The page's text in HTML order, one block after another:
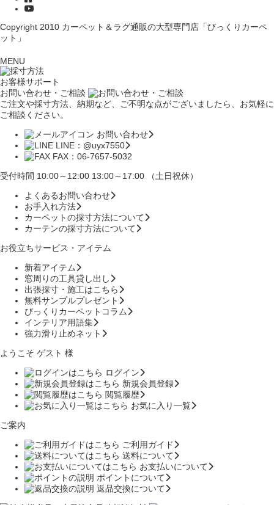
Copyright 2010 カーペット＆ラグ通販の大型専門店「びっくりカーペ
ット」
MENU
お客様サポート
お問い合わせ・ご相談
ご注文や採寸方法、納期など、ご不明な点がございましたら、お気軽に
ご相談ください。
お問い合わせ
LINE：@uyx7550
FAX：06-7657-5032
受付時間 10:00～12:00 13:00～17:00 （土日祝休）
よくあるお問い合わせ
お手入れ方法
カーペットの採寸方法について
カーテンの採寸方法について
お役立ちサービス・アイテム
新着アイテム
窓周りの工具貸し出し
出張採寸・施工はこちら
無料サンプルプレゼント
びっくりカーペットコラム
インテリア用語集
強力滑り止めネット
ようこそ ゲスト 様
ログイン
新規会員登録
閲覧履歴
お気に入り一覧
ご案内
ご利用ガイド
送料について
お支払いについて
ポイントについて
返品交換について